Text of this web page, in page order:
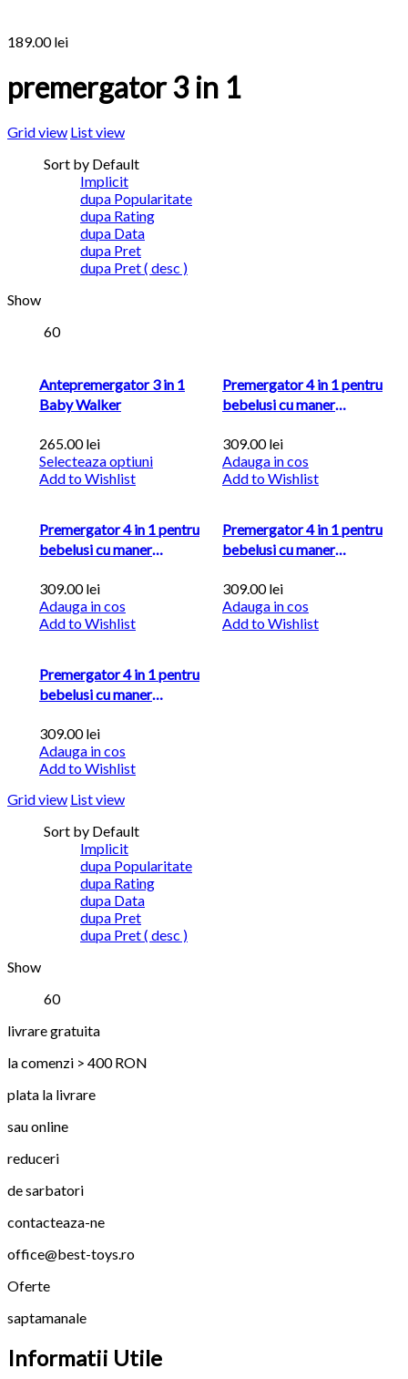
189.00lei
premergator 3 in 1
Grid view List view
Sort by Default
Implicit
dupa Popularitate
dupa Rating
dupa Data
dupa Pret
dupa Pret ( desc )
Show
60
Antepremergator 3 in 1
Baby Walker
265.00lei
Selecteaza optiuni
Add to Wishlist
Premergator 4 in 1 pentru
bebelusi cu maner
309.00lei
Adauga in cos
Add to Wishlist
Premergator 4 in 1 pentru
bebelusi cu maner
309.00lei
Adauga in cos
Add to Wishlist
Premergator 4 in 1 pentru
bebelusi cu maner
309.00lei
Adauga in cos
Add to Wishlist
Premergator 4 in 1 pentru
bebelusi cu maner
309.00lei
Adauga in cos
Add to Wishlist
Grid view List view
Sort by Default
Implicit
dupa Popularitate
dupa Rating
dupa Data
dupa Pret
dupa Pret ( desc )
Show
60
livrare gratuita
la comenzi > 400 RON
plata la livrare
sau online
reduceri
de sarbatori
contacteaza-ne
office@best-toys.ro
Oferte
saptamanale
Informatii Utile